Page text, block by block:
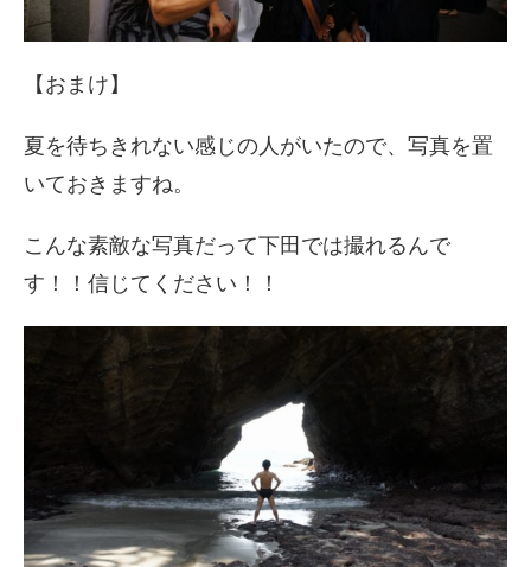
【おまけ】
夏を待ちきれない感じの人がいたので、写真を置
いておきますね。
こんな素敵な写真だって下田では撮れるんで
す！！信じてください！！